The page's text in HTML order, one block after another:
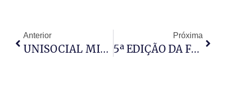
Anterior
UNISOCIAL MINISTRA PALESTRA NA CADEIA
Próxima
5ª EDIÇÃO DA FEIRA DOS MUNICÍPIOS